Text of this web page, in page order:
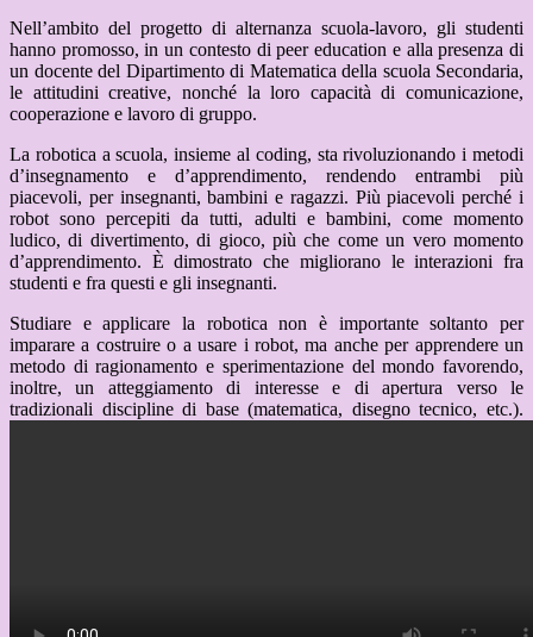
Nell’ambito del progetto di alternanza scuola-lavoro, gli studenti
hanno promosso, in un contesto di peer education e alla presenza di
un docente del Dipartimento di Matematica della scuola Secondaria,
le attitudini creative, nonché la loro capacità di comunicazione,
cooperazione e lavoro di gruppo.
La robotica a scuola, insieme al coding, sta rivoluzionando i metodi
d’insegnamento e d’apprendimento, rendendo entrambi più
piacevoli, per insegnanti, bambini e ragazzi. Più piacevoli perché i
robot sono percepiti da tutti, adulti e bambini, come momento
ludico, di divertimento, di gioco, più che come un vero momento
d’apprendimento. È dimostrato che migliorano le interazioni fra
studenti e fra questi e gli insegnanti.
Studiare e applicare la robotica non è importante soltanto per
imparare a costruire o a usare i robot, ma anche per apprendere un
metodo di ragionamento e sperimentazione del mondo favorendo,
inoltre, un atteggiamento di interesse e di apertura verso le
tradizionali discipline di base (matematica, disegno tecnico, etc.).